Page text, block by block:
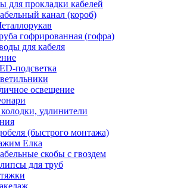
для прокладки кабелей
канал (короб)
гофрированная (гофра)
для кабеля
подсветка
освещение
удлинители
(быстрого монтажа)
Елка
скобы с гвоздем
для труб